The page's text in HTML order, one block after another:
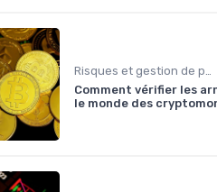
Comment vérifier les
le monde des